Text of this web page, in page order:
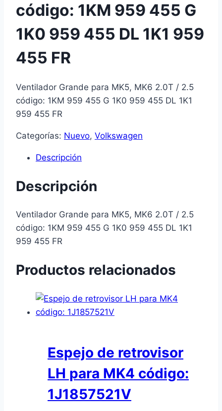
código: 1KM 959 455 G
1K0 959 455 DL 1K1 959
455 FR
Ventilador Grande para MK5, MK6 2.0T / 2.5
código: 1KM 959 455 G 1K0 959 455 DL 1K1
959 455 FR
Categorías: Nuevo, Volkswagen
Descripción
Descripción
Ventilador Grande para MK5, MK6 2.0T / 2.5
código: 1KM 959 455 G 1K0 959 455 DL 1K1
959 455 FR
Productos relacionados
Espejo de retrovisor
LH para MK4 código:
1J1857521V